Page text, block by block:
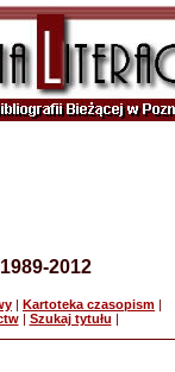
2012
| Kartoteka czasopism |
| Szukaj tytułu |